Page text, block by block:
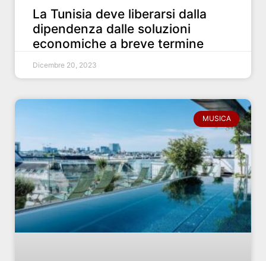
La Tunisia deve liberarsi dalla
dipendenza dalle soluzioni
economiche a breve termine
Dicembre 20, 2023
MUSICA